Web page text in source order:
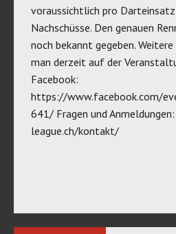
voraussichtlich pro Darteinsatz
Nachschüsse. Den genauen
noch bekannt gegeben.
man derzeit auf der
Facebook:
https://www.facebook.com/
641/ Fragen und
league.ch/kontakt/